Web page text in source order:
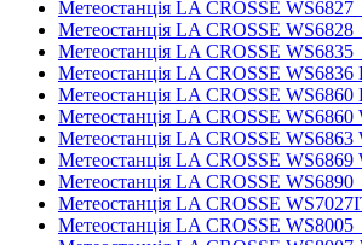
Метеостанція LA CROSSE WS6827
Метеостанція LA CROSSE WS6828
Метеостанція LA CROSSE WS6835
Метеостанція LA CROSSE
Метеостанція LA CROSSE
Метеостанція LA CROSSE
Метеостанція LA CROSSE
Метеостанція LA CROSSE
Метеостанція LA CROSSE WS6890
Метеостанція LA CROSSE
Метеостанція LA CROSSE WS8005